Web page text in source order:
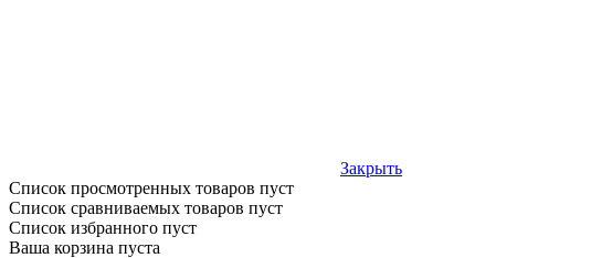
Закрыть
Список просмотренных товаров пуст
Список сравниваемых товаров пуст
Список избранного пуст
Ваша корзина пуста